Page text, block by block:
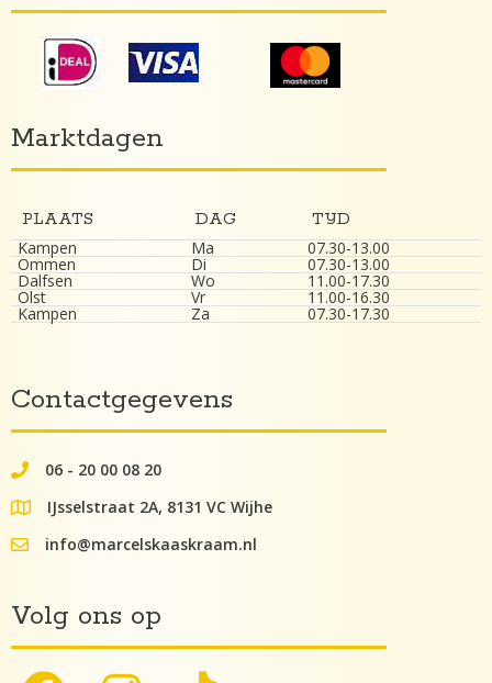
Contactgegevens
062000082
06 - 20 00 08 20
google maps lokatie
IJsselstraat 2A, 8131 VC Wijhe
info@kaaskraam.nl
info@marcelskaaskraam.nl
Volg ons op
Marktdagen
PLAATS DAG
TIJD
Kampen
Ma 07.30-13.00
Ommen Di 07.30-13.00
Dalfsen Wo 11.00-17.30
Olst Vr 11.00-16.30
Kampen Za 07.30-17.30